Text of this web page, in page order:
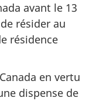
avant le 13
résider au
résidence
en vertu
dispense de